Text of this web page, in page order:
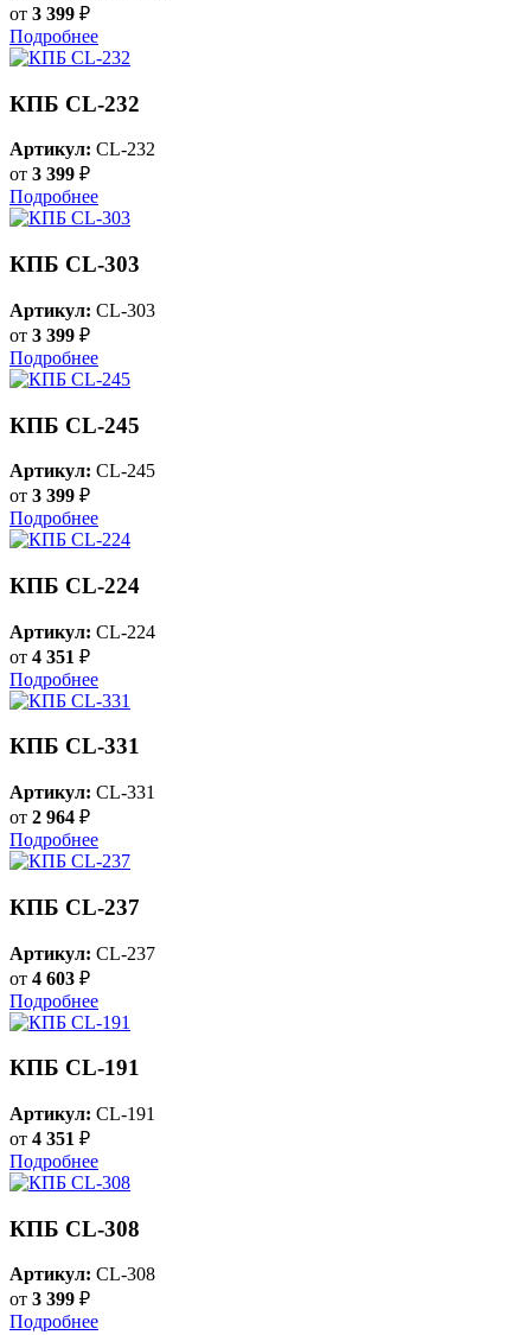
от 3 399 ₽
Подробнее
КПБ CL-232
Артикул: CL-232
от 3 399 ₽
Подробнее
КПБ CL-303
Артикул: CL-303
от 3 399 ₽
Подробнее
КПБ CL-245
Артикул: CL-245
от 3 399 ₽
Подробнее
КПБ CL-224
Артикул: CL-224
от 4 351 ₽
Подробнее
КПБ CL-331
Артикул: CL-331
от 2 964 ₽
Подробнее
КПБ CL-237
Артикул: CL-237
от 4 603 ₽
Подробнее
КПБ CL-191
Артикул: CL-191
от 4 351 ₽
Подробнее
КПБ CL-308
Артикул: CL-308
от 3 399 ₽
Подробнее